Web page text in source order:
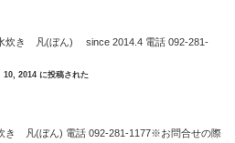
炊き 凡(ぼん) since 2014.4 電話 092-281-
10, 2014 に投稿された
き 凡(ぼん) 電話 092-281-1177※お問合せの際